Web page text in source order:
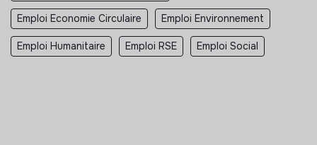
Emploi Economie Circulaire Emploi Environnement
Emploi Humanitaire Emploi RSE Emploi Social